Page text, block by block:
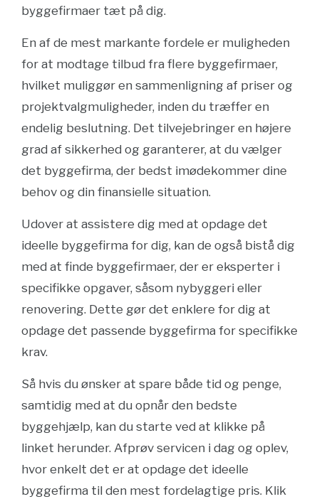
byggefirmaer tæt på dig.
En af de mest markante fordele er muligheden
for at modtage tilbud fra flere byggefirmaer,
hvilket muliggør en sammenligning af priser og
projektvalgmuligheder, inden du træffer en
endelig beslutning. Det tilvejebringer en højere
grad af sikkerhed og garanterer, at du vælger
det byggefirma, der bedst imødekommer dine
behov og din finansielle situation.
Udover at assistere dig med at opdage det
ideelle byggefirma for dig, kan de også bistå dig
med at finde byggefirmaer, der er eksperter i
specifikke opgaver, såsom nybyggeri eller
renovering. Dette gør det enklere for dig at
opdage det passende byggefirma for specifikke
krav.
Så hvis du ønsker at spare både tid og penge,
samtidig med at du opnår den bedste
byggehjælp, kan du starte ved at klikke på
linket herunder. Afprøv servicen i dag og oplev,
hvor enkelt det er at opdage det ideelle
byggefirma til den mest fordelagtige pris. Klik